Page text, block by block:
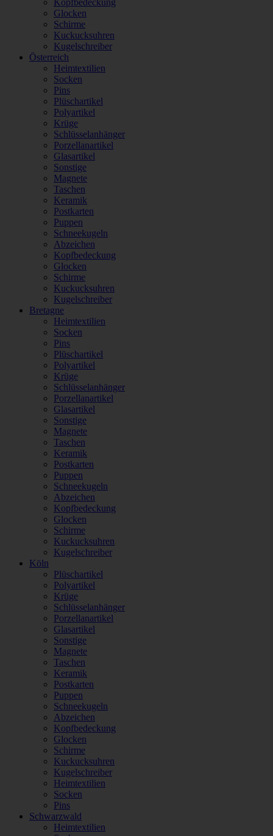
Kopfbedeckung
Glocken
Schirme
Kuckucksuhren
Kugelschreiber
Österreich
Heimtextilien
Socken
Pins
Plüschartikel
Polyartikel
Krüge
Schlüsselanhänger
Porzellanartikel
Glasartikel
Sonstige
Magnete
Taschen
Keramik
Postkarten
Puppen
Schneekugeln
Abzeichen
Kopfbedeckung
Glocken
Schirme
Kuckucksuhren
Kugelschreiber
Bretagne
Heimtextilien
Socken
Pins
Plüschartikel
Polyartikel
Krüge
Schlüsselanhänger
Porzellanartikel
Glasartikel
Sonstige
Magnete
Taschen
Keramik
Postkarten
Puppen
Schneekugeln
Abzeichen
Kopfbedeckung
Glocken
Schirme
Kuckucksuhren
Kugelschreiber
Köln
Plüschartikel
Polyartikel
Krüge
Schlüsselanhänger
Porzellanartikel
Glasartikel
Sonstige
Magnete
Taschen
Keramik
Postkarten
Puppen
Schneekugeln
Abzeichen
Kopfbedeckung
Glocken
Schirme
Kuckucksuhren
Kugelschreiber
Heimtextilien
Socken
Pins
Schwarzwald
Heimtextilien